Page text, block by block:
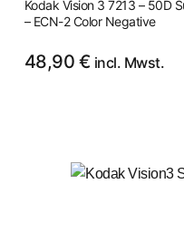
Kodak Vision 3 7213 – 50D
– ECN-2 Color Negative
48,90 € incl. Mwst.